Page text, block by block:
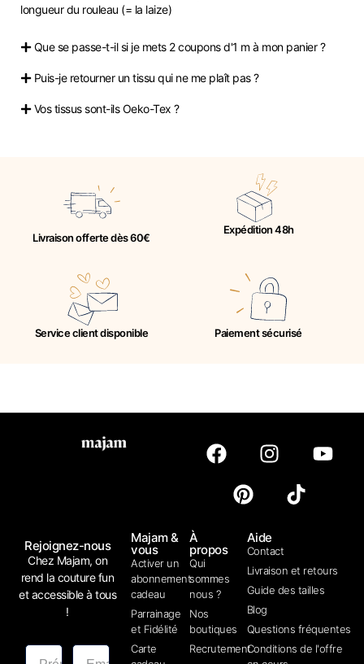
longueur du rouleau (= la laize)
Que se passe-t-il si je mets 2 coupons d'1 m à mon panier ?
Puis-je retourner un tissu qui ne me plaît pas ?
Vos tissus sont-ils Oeko-Tex ?
Livraison offerte dès 60€
Expédition 48h
Service client disponible Paiement sécurisé
Aide
Contact
Livraison et retours
Guide des tailles
Blog
Questions fréquentes
Conditions de l'offre
À
propos
Qui
sommes
nous ?
Nos
boutiques
Recrutement
Majam &
vous
Activer un
abonnement
cadeau
Parrainage
et Fidélité
Carte
Rejoignez-nous
Chez Majam, on
rend la couture fun
et accessible à tous
!